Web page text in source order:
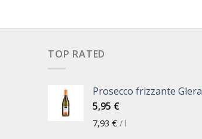
TOP RATED
Prosecco frizzante Glera
5,95 €
7,93 €/ l